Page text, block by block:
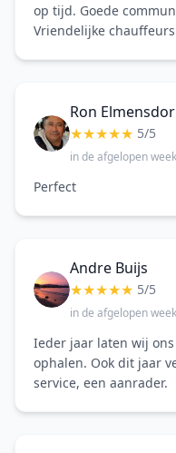
op tijd. Goede
Vriendelijke
Ron
★★★★★ 5/5
in de afgelopen week
Perfect
Andre Buijs
★★★★★ 5/5
in de afgelopen week
Ieder jaar laten wij
ophalen. Ook dit jaar
service, een aanrader.